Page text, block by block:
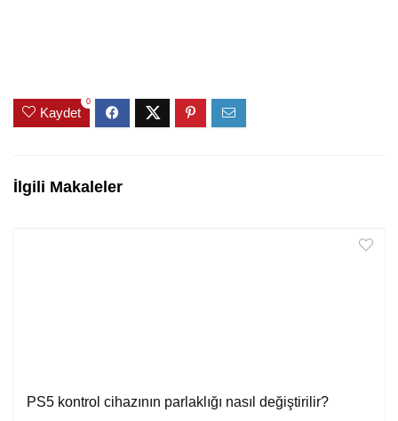
Kaydet
0
İlgili Makaleler
PS5 kontrol cihazının parlaklığı nasıl değiştirilir?